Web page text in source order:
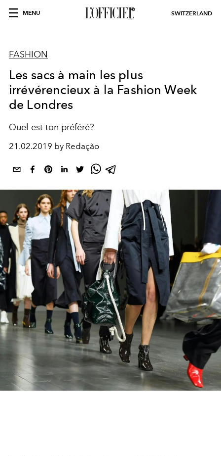
MENU SWITZERLAND
FASHION
Les sacs à main les plus
irrévérencieux à la Fashion Week
de Londres
Quel est ton préféré?
21.02.2019 by Redação